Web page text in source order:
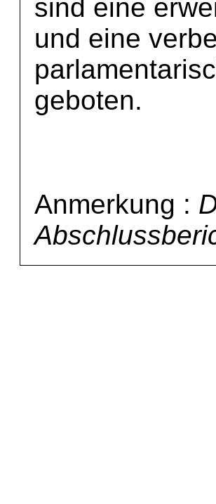
sind eine
und eine
geboten.
Anmerkung :